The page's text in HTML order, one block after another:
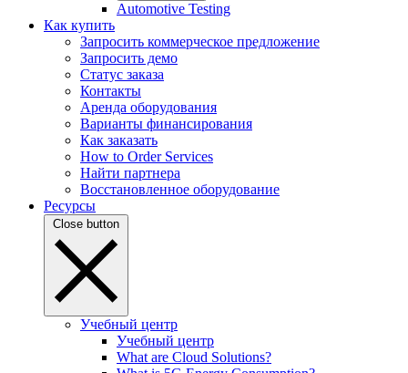
Automotive Testing
Как купить
Запросить коммерческое предложение
Запросить демо
Статус заказа
Контакты
Аренда оборудования
Варианты финансирования
Как заказать
How to Order Services
Найти партнера
Восстановленное оборудование
Ресурсы
Close button
Учебный центр
Учебный центр
What are Cloud Solutions?